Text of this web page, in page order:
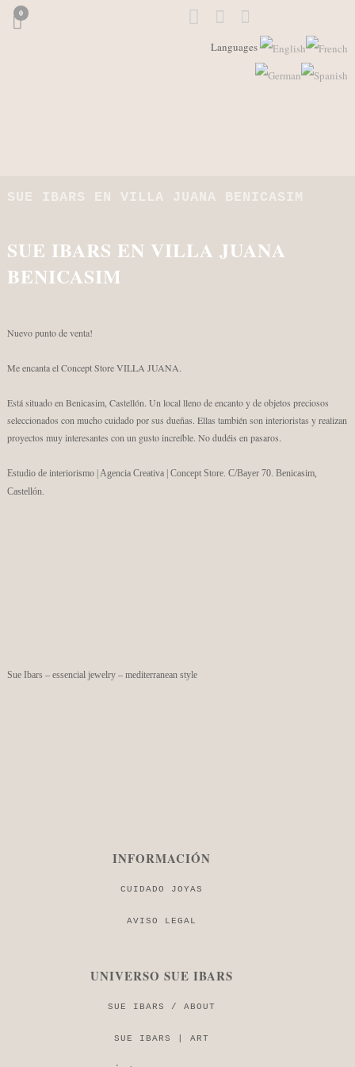
0
Languages
SUE IBARS EN VILLA JUANA BENICASIM
SUE IBARS EN VILLA JUANA
BENICASIM
Nuevo punto de venta!
Me encanta el Concept Store VILLA JUANA.
Está situado en Benicasim, Castellón. Un local lleno de encanto y de objetos preciosos
seleccionados con mucho cuidado por sus dueñas. Ellas también son interioristas y realizan
proyectos muy interesantes con un gusto increíble. No dudéis en pasaros.
Estudio de interiorismo | Agencia Creativa | Concept Store. C/Bayer 70. Benicasim,
Castellón.
Sue Ibars – essencial jewelry – mediterranean style
INFORMACIÓN
CUIDADO JOYAS
AVISO LEGAL
UNIVERSO SUE IBARS
SUE IBARS / ABOUT
SUE IBARS | ART